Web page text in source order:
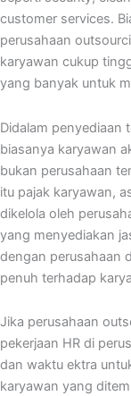
customer services.
perusahaan
karyawan cukup
yang banyak untuk
Didalam penyediaan
biasanya karyawan
bukan perusahaan
itu pajak karyawan,
dikelola oleh
yang menyediakan
dengan perusahaan
penuh terhadap
Jika perusahaan
pekerjaan HR di
dan waktu ektra
karyawan yang